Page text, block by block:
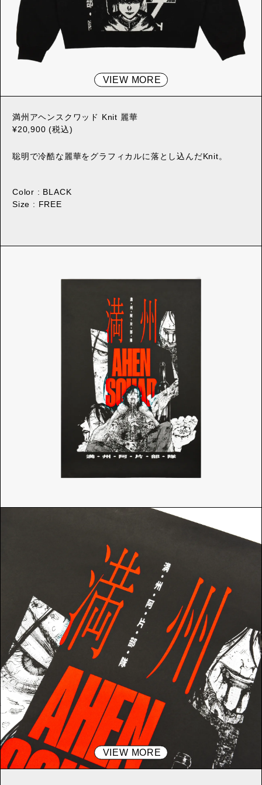
VIEW MORE
満州アヘンスクワッド Knit 麗華
¥20,900 (税込)
聡明で冷酷な麗華をグラフィカルに落とし込んだKnit。
Color : BLACK
Size : FREE
VIEW MORE